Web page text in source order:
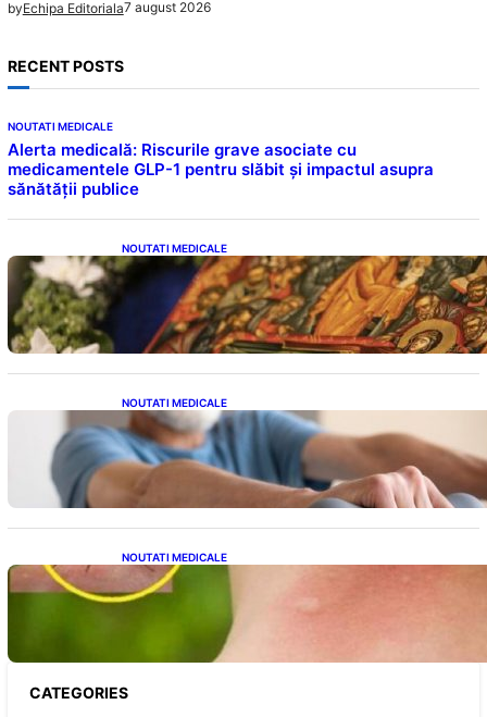
byEchipa Editoriala7 august 2026
RECENT POSTS
NOUTATI MEDICALE
Alerta medicală: Riscurile grave asociate cu
medicamentele GLP-1 pentru slăbit și impactul asupra
sănătății publice
NOUTATI MEDICALE
Postul Adormirii Maicii Domnului: Tradiții,
Superstiții și Implicații Spiritualitate în 2026
NOUTATI MEDICALE
Îmbunătățirea sănătății cardiovasculare:
Patru exerciții simple pentru reducerea
tensiunii arteriale la domiciliu
NOUTATI MEDICALE
Cum bacteriile pielii influențează atracția
țânțarilor: O nouă viziune asupra alegerii
CATEGORIES